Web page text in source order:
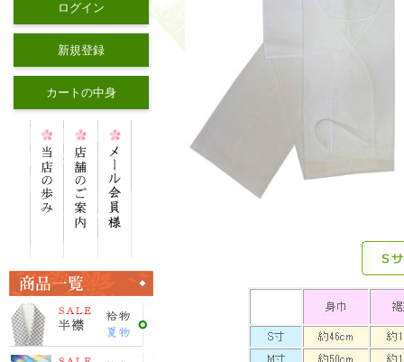
ログイン
新規登録
カートの中身